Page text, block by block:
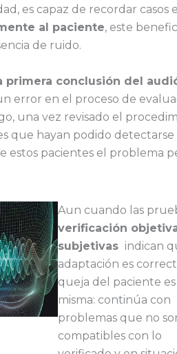
es capaz de recordar casos
al paciente, este
de ruido.
primera conclusión del
error en el proceso de
una vez revisado el
que hayan podido detectarse
estos pacientes el problema
Aun cuando las
verificación
subjetivas indican
adaptación es
queja del paciente es
misma: continúa con
problemas que no
compatibles con lo